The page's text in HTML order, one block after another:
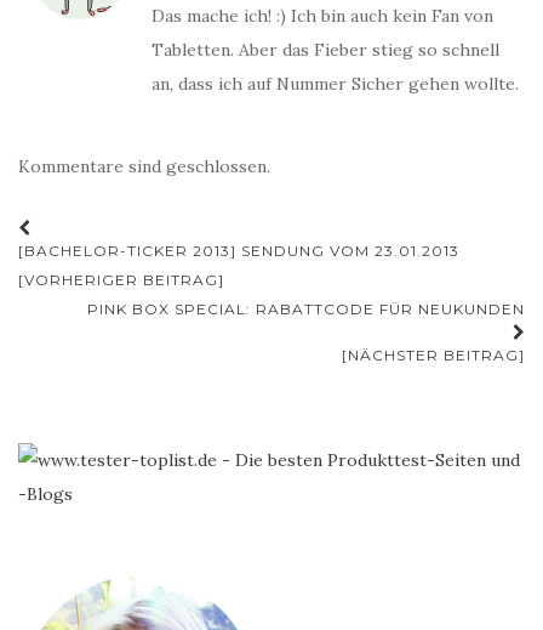
Das mache ich! :) Ich bin auch kein Fan von
Tabletten. Aber das Fieber stieg so schnell
an, dass ich auf Nummer Sicher gehen wollte.
Kommentare sind geschlossen.
Beitrags-
Navigation
[BACHELOR-TICKER 2013] SENDUNG VOM 23.01.2013
[VORHERIGER BEITRAG]
PINK BOX SPECIAL: RABATTCODE FÜR NEUKUNDEN
[NÄCHSTER BEITRAG]